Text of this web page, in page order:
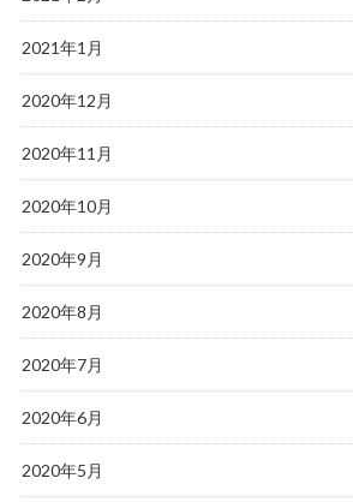
2021年1月
2020年12月
2020年11月
2020年10月
2020年9月
2020年8月
2020年7月
2020年6月
2020年5月